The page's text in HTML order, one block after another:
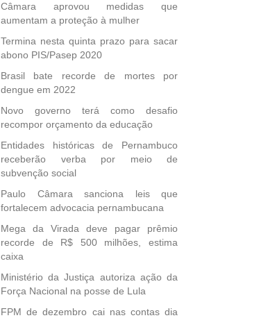
Câmara aprovou medidas que
aumentam a proteção à mulher
Termina nesta quinta prazo para sacar
abono PIS/Pasep 2020
Brasil bate recorde de mortes por
dengue em 2022
Novo governo terá como desafio
recompor orçamento da educação
Entidades históricas de Pernambuco
receberão verba por meio de
subvenção social
Paulo Câmara sanciona leis que
fortalecem advocacia pernambucana
Mega da Virada deve pagar prêmio
recorde de R$ 500 milhões, estima
caixa
Ministério da Justiça autoriza ação da
Força Nacional na posse de Lula
FPM de dezembro cai nas contas dia